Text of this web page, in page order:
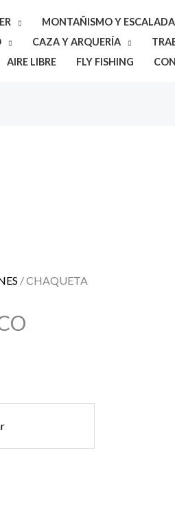
MONTAÑISMO Y ESCALADA
CAZA Y ARQUERÍA
AIRE LIBRE FLY FISHING
/ CHAQUETA